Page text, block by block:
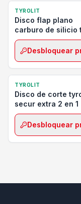
TYROLIT
Disco flap plano
carburo de silicio
Desbloquear
TYROLIT
Disco de corte
secur extra 2 en 1
Desbloquear